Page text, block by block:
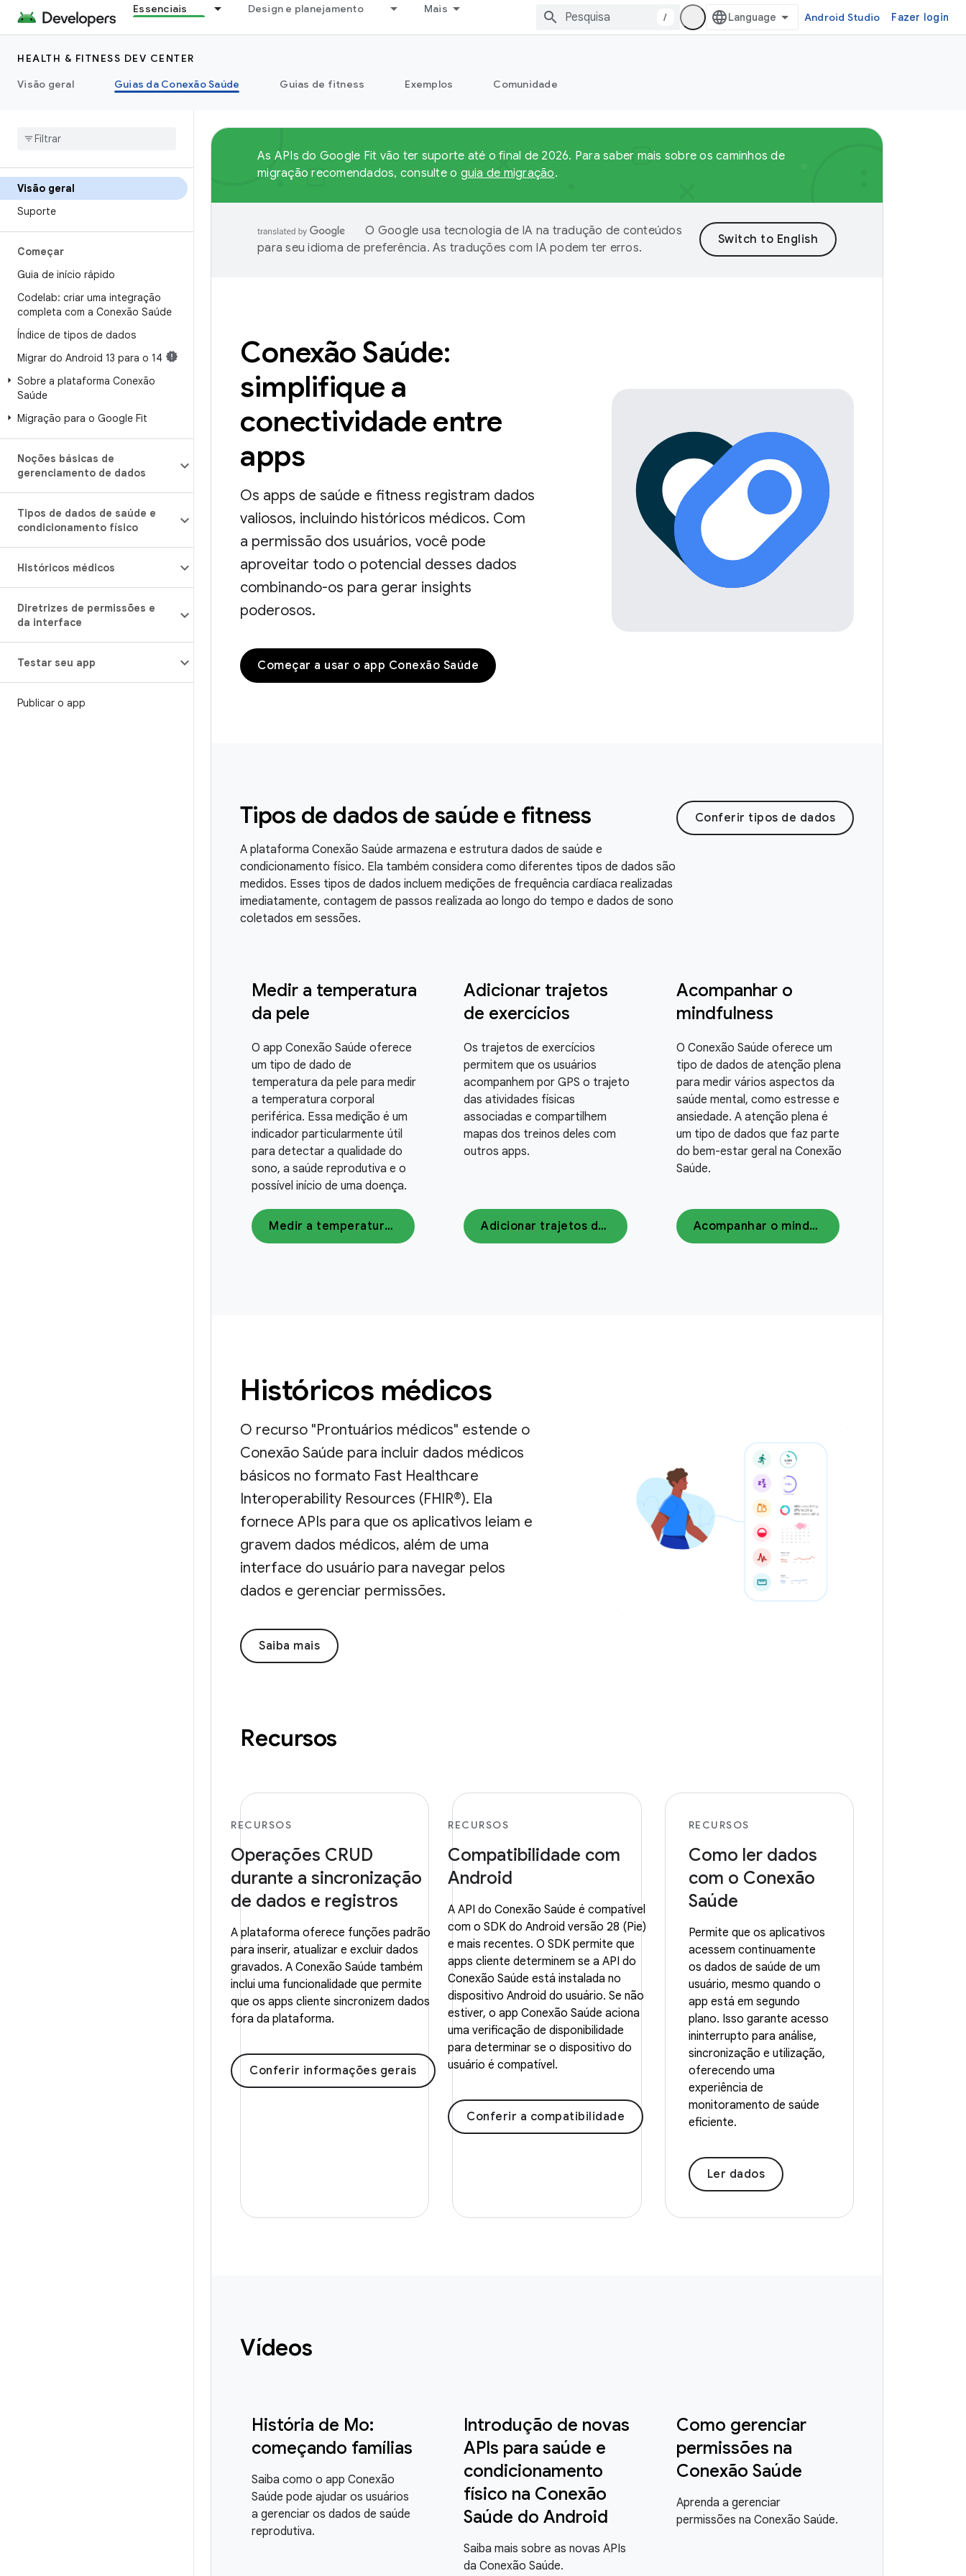
Essenciais Design e planejamento Mais
/ Android Studio Fazer login
HEALTH & FITNESS DEV CENTER
Visão geral
Guias da Conexão Saúde Guias de fitness Exemplos Comunidade
Visão geral
Suporte
Começar
Guia de início rápido
Codelab: criar uma integração
completa com a Conexão Saúde
Índice de tipos de dados
Migrar do Android 13 para o 14
Sobre a plataforma Conexão
Saúde
Migração para o Google Fit
Noções básicas de
gerenciamento de dados
Tipos de dados de saúde e
condicionamento físico
Históricos médicos
Diretrizes de permissões e
da interface
Testar seu app
Publicar o app
As APIs do Google Fit vão ter suporte até o final de 2026. Para saber mais sobre os caminhos de
migração recomendados, consulte o guia de migração.
O Google usa tecnologia de IA na tradução de conteúdos
para seu idioma de preferência. As traduções com IA podem ter erros.
Conexão Saúde:
simplifique a
conectividade entre
apps
Os apps de saúde e fitness registram dados
valiosos, incluindo históricos médicos. Com
a permissão dos usuários, você pode
aproveitar todo o potencial desses dados
combinando-os para gerar insights
poderosos.
Começar a usar o app Conexão Saúde
Tipos de dados de saúde e fitness
A plataforma Conexão Saúde armazena e estrutura dados de saúde e
condicionamento físico. Ela também considera como diferentes tipos de dados são
medidos. Esses tipos de dados incluem medições de frequência cardíaca realizadas
imediatamente, contagem de passos realizada ao longo do tempo e dados de sono
coletados em sessões.
Conferir tipos de dados
Medir a temperatura
da pele
O app Conexão Saúde oferece
um tipo de dado de
temperatura da pele para medir
a temperatura corporal
periférica. Essa medição é um
indicador particularmente útil
para detectar a qualidade do
sono, a saúde reprodutiva e o
possível início de uma doença.
Medir a temperatura da pele
Adicionar trajetos
de exercícios
Os trajetos de exercícios
permitem que os usuários
acompanhem por GPS o trajeto
das atividades físicas
associadas e compartilhem
mapas dos treinos deles com
outros apps.
Adicionar trajetos de exercícios
Acompanhar o
mindfulness
O Conexão Saúde oferece um
tipo de dados de atenção plena
para medir vários aspectos da
saúde mental, como estresse e
ansiedade. A atenção plena é
um tipo de dados que faz parte
do bem-estar geral na Conexão
Saúde.
Acompanhar o mindfulness
Históricos médicos
O recurso "Prontuários médicos" estende o
Conexão Saúde para incluir dados médicos
básicos no formato Fast Healthcare
Interoperability Resources (FHIR®). Ela
fornece APIs para que os aplicativos leiam e
gravem dados médicos, além de uma
interface do usuário para navegar pelos
dados e gerenciar permissões.
Saiba mais
Recursos
RECURSOS
Operações CRUD
durante a sincronização
de dados e registros
A plataforma oferece funções padrão
para inserir, atualizar e excluir dados
gravados. A Conexão Saúde também
inclui uma funcionalidade que permite
que os apps cliente sincronizem dados
fora da plataforma.
Conferir informações gerais
RECURSOS
Compatibilidade com
Android
A API do Conexão Saúde é compatível
com o SDK do Android versão 28 (Pie)
e mais recentes. O SDK permite que
apps cliente determinem se a API do
Conexão Saúde está instalada no
dispositivo Android do usuário. Se não
estiver, o app Conexão Saúde aciona
uma verificação de disponibilidade
para determinar se o dispositivo do
usuário é compatível.
Conferir a compatibilidade
RECURSOS
Como ler dados
com o Conexão
Saúde
Permite que os aplicativos
acessem continuamente
os dados de saúde de um
usuário, mesmo quando o
app está em segundo
plano. Isso garante acesso
ininterrupto para análise,
sincronização e utilização,
oferecendo uma
experiência de
monitoramento de saúde
eficiente.
Ler dados
Vídeos
História de Mo:
começando famílias
Saiba como o app Conexão
Saúde pode ajudar os usuários
a gerenciar os dados de saúde
reprodutiva.
Introdução de novas
APIs para saúde e
condicionamento
físico na Conexão
Saúde do Android
Saiba mais sobre as novas APIs
da Conexão Saúde.
Como gerenciar
permissões na
Conexão Saúde
Aprenda a gerenciar
permissões na Conexão Saúde.